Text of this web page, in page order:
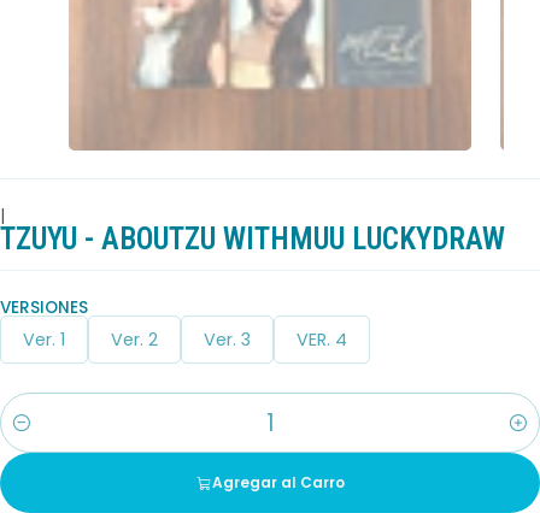
|
TZUYU - ABOUTZU WITHMUU LUCKYDRAW
VERSIONES
Ver. 1 Ver. 2 Ver. 3 VER. 4
Cantidad
Agregar al Carro